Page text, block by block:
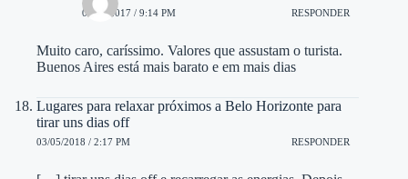
03/07/2017 / 9:14 PM RESPONDER
Muito caro, caríssimo. Valores que assustam o turista.
Buenos Aires está mais barato e em mais dias
Lugares para relaxar próximos a Belo Horizonte para
tirar uns dias off
03/05/2018 / 2:17 PM RESPONDER